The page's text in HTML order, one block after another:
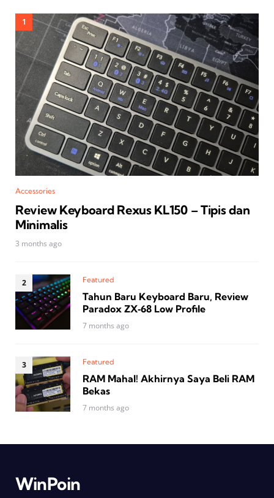
Accessories
Review Keyboard Rexus KL150 – Tipis dan
Minimalis
3 months ago
Featured
Tahun Baru Keyboard Baru, Review
Paradox ZX‑68 Low Profile
7 months ago
Featured
RAM Mahal! Akhirnya Saya Beli RAM
Bekas
7 months ago
WinPoin